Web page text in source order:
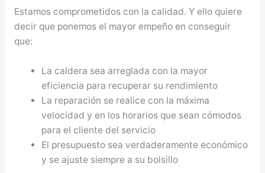
Estamos comprometidos con la calidad. Y ello quiere
decir que ponemos el mayor empeño en conseguir
que:
La caldera sea arreglada con la mayor
eficiencia para recuperar su rendimiento
La reparación se realice con la máxima
velocidad y en los horarios que sean cómodos
para el cliente del servicio
El presupuesto sea verdaderamente económico
y se ajuste siempre a su bolsillo